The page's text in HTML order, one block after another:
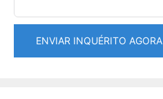
ENVIAR INQUÉRITO AGORA